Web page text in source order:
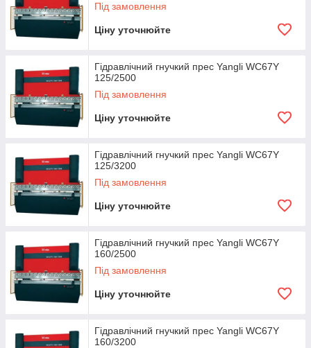
Під замовлення
Ціну уточнюйте
Гідравлічний гнучкий прес Yangli WC67Y
125/2500
Під замовлення
Ціну уточнюйте
Гідравлічний гнучкий прес Yangli WC67Y
125/3200
Під замовлення
Ціну уточнюйте
Гідравлічний гнучкий прес Yangli WC67Y
160/2500
Під замовлення
Ціну уточнюйте
Гідравлічний гнучкий прес Yangli WC67Y
160/3200